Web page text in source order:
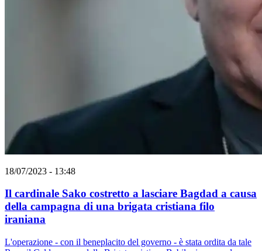
18/07/2023 - 13:48
Il cardinale Sako costretto a lasciare Bagdad a causa
della campagna di una brigata cristiana filo
iraniana
L'operazione - con il beneplacito del governo - è stata ordita da tale